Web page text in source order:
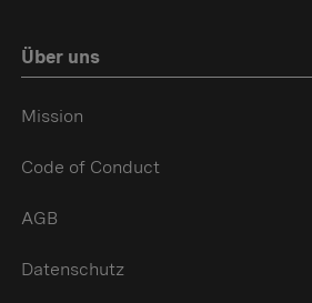
Über uns
Mission
Code of Conduct
AGB
Datenschutz